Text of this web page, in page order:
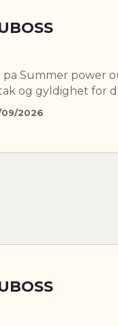
pa Summer power
og gyldighet for
2026